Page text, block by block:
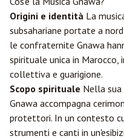
Origini e identità La
subsahariane portate a
le confraternite Gnawa
spirituale unica in
collettiva e guarigione.
Scopo spirituale Nella
Gnawa accompagna
protettori. In un contesto
strumenti e canti in